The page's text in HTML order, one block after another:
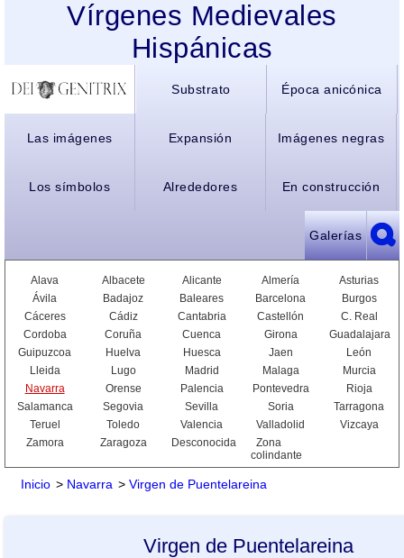
Vírgenes Medievales
Hispánicas
Substrato Época anicónica
Las imágenes Expansión Imágenes negras
Los símbolos Alrededores En construcción
Galerías
Alava Albacete Alicante Almería
Asturias
Ávila
Badajoz Baleares Barcelona
Burgos
Cáceres
Cádiz Cantabria Castellón
C. Real
Cordoba
Coruña Cuenca Girona
Guadalajara
Guipuzcoa
Huelva Huesca Jaen
León
Lleida
Lugo Madrid Malaga
Murcia
Navarra
Orense Palencia Pontevedra
Rioja
Salamanca
Segovia Sevilla Soria
Tarragona
Teruel
Toledo Valencia Valladolid
Vizcaya
Zamora
Zaragoza Desconocida
Zona
colindante
Inicio > Navarra > Virgen de Puentelareina
Virgen de Puentelareina